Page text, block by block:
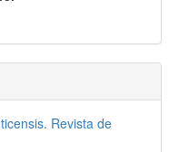
Revista de